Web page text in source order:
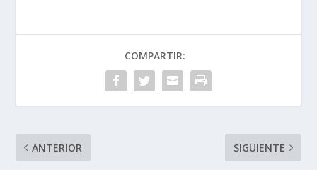
COMPARTIR:
ANTERIOR SIGUIENTE